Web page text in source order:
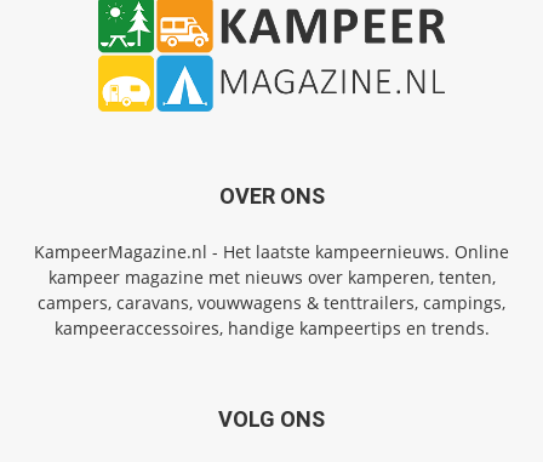
OVER ONS
KampeerMagazine.nl - Het laatste kampeernieuws. Online
kampeer magazine met nieuws over kamperen, tenten,
campers, caravans, vouwwagens & tenttrailers, campings,
kampeeraccessoires, handige kampeertips en trends.
VOLG ONS